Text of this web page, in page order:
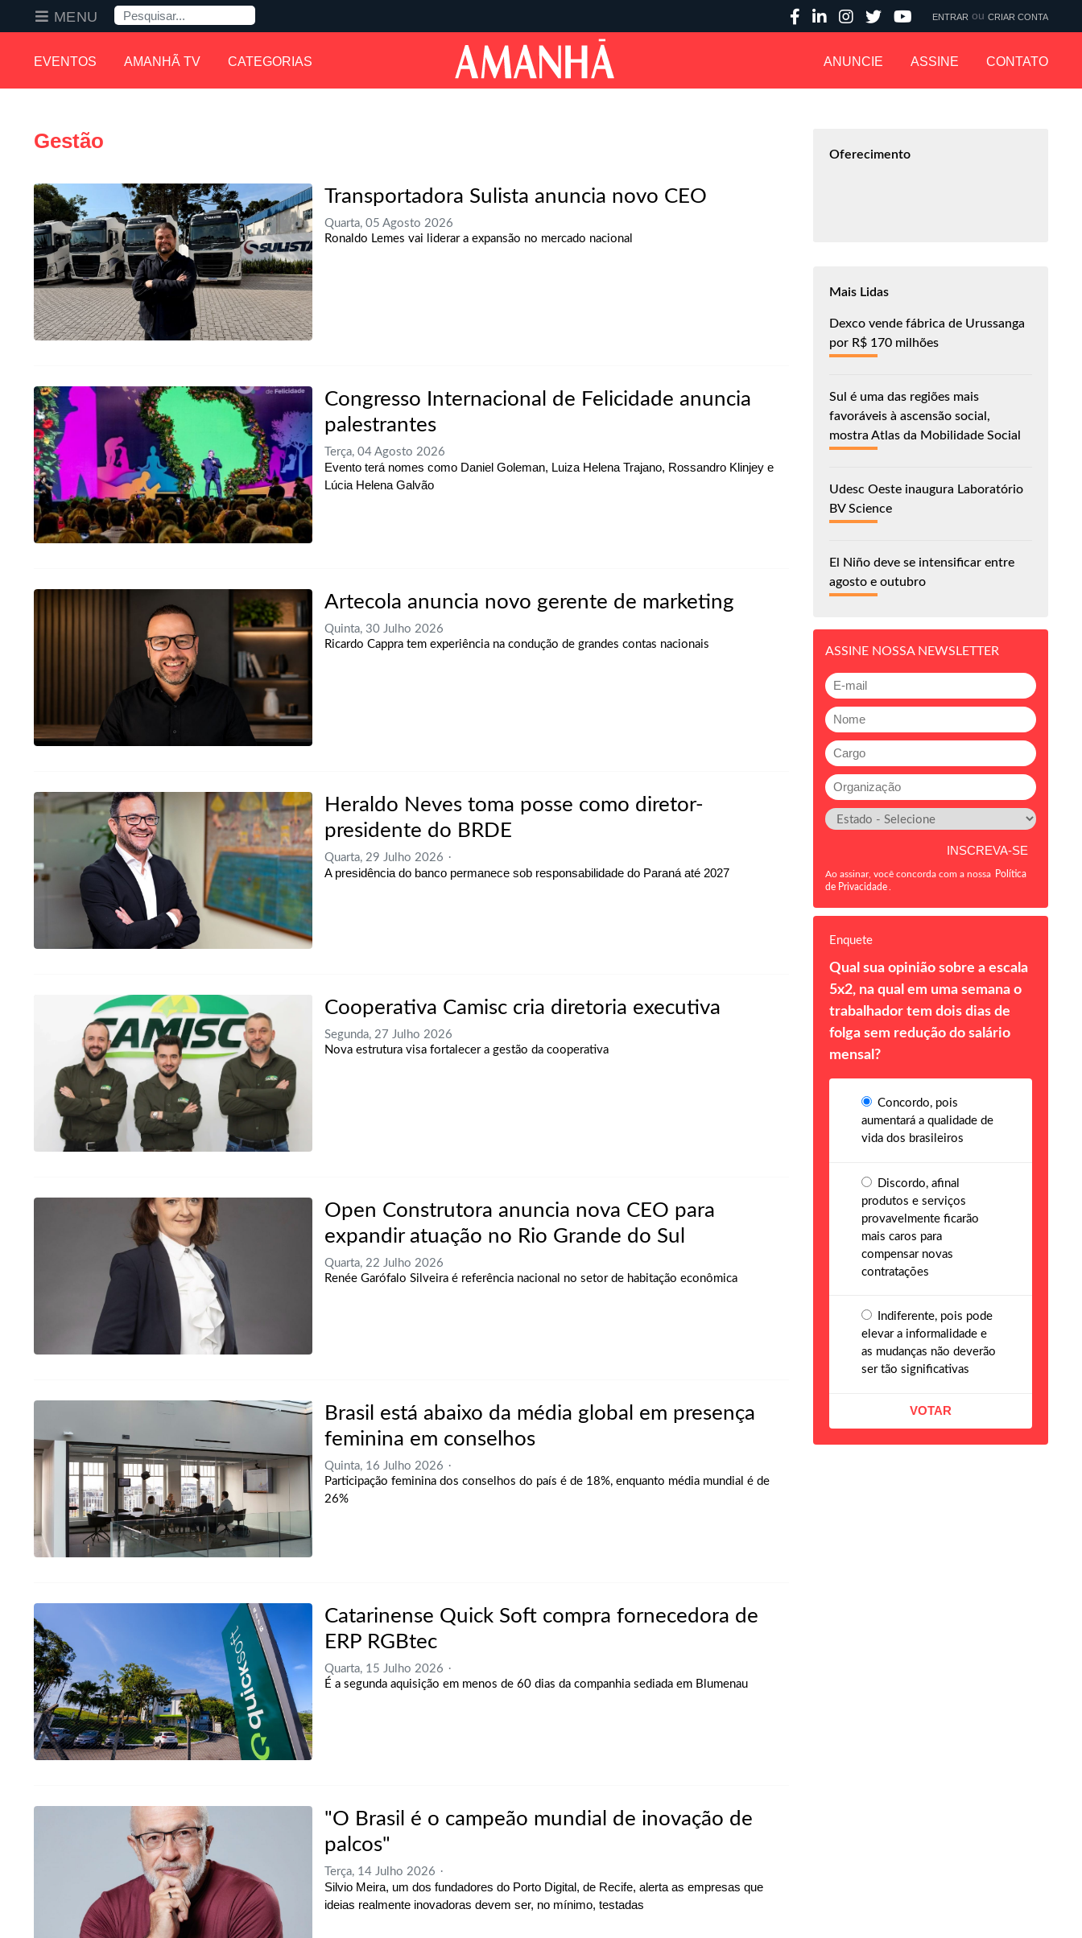
EVENTOS AMANHÃ TV CATEGORIAS ANUNCIE ASSINE CONTATO
MENU Pesquisa ENTRAR ou CRIAR CONTA
Gestão
Transportadora Sulista anuncia novo CEO
Quarta, 05 Agosto 2026
Ronaldo Lemes vai liderar a expansão no mercado nacional
Congresso Internacional de Felicidade anuncia
palestrantes
Terça, 04 Agosto 2026
Evento terá nomes como Daniel Goleman, Luiza Helena Trajano, Rossandro Klinjey e
Lúcia Helena Galvão
Artecola anuncia novo gerente de marketing
Quinta, 30 Julho 2026
Ricardo Cappra tem experiência na condução de grandes contas nacionais
Heraldo Neves toma posse como diretor-
presidente do BRDE
Quarta, 29 Julho 2026
A presidência do banco permanece sob responsabilidade do Paraná até 2027
Cooperativa Camisc cria diretoria executiva
Segunda, 27 Julho 2026
Nova estrutura visa fortalecer a gestão da cooperativa
Open Construtora anuncia nova CEO para
expandir atuação no Rio Grande do Sul
Quarta, 22 Julho 2026
Renée Garófalo Silveira é referência nacional no setor de habitação econômica
Brasil está abaixo da média global em presença
feminina em conselhos
Quinta, 16 Julho 2026
Participação feminina dos conselhos do país é de 18%, enquanto média mundial é de
26%
Catarinense Quick Soft compra fornecedora de
ERP RGBtec
Quarta, 15 Julho 2026
É a segunda aquisição em menos de 60 dias da companhia sediada em Blumenau
"O Brasil é o campeão mundial de inovação de
palcos"
Terça, 14 Julho 2026
Silvio Meira, um dos fundadores do Porto Digital, de Recife, alerta as empresas que
ideias realmente inovadoras devem ser, no mínimo, testadas
Oferecimento
Mais Lidas
Dexco vende fábrica de Urussanga
por R$ 170 milhões
Sul é uma das regiões mais
favoráveis à ascensão social,
mostra Atlas da Mobilidade Social
Udesc Oeste inaugura Laboratório
BV Science
El Niño deve se intensificar entre
agosto e outubro
ASSINE NOSSA NEWSLETTER
Ao assinar, você concorda com a nossa Política
de Privacidade
Enquete
Qual sua opinião sobre a escala
5x2, na qual em uma semana o
trabalhador tem dois dias de
folga sem redução do salário
mensal?
Concordo, pois
aumentará a qualidade de
vida dos brasileiros
Discordo, afinal
produtos e serviços
provavelmente ficarão
mais caros para
compensar novas
contratações
Indiferente, pois pode
elevar a informalidade e
as mudanças não deverão
ser tão significativas